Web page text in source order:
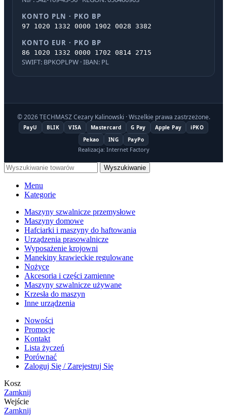
KONTO PLN · PKO BP
97 1020 1332 0000 1902 0028 3382
KONTO EUR · PKO BP
86 1020 1332 0000 1702 0814 2715
SWIFT: BPKOPLPW · IBAN: PL
© 2026 TECHMASZ Cezary Kalinowski · Wszelkie prawa zastrzeżone.
PayU BLIK VISA Mastercard G Pay Apple Pay
iPKO
Pekao
ING PayPo
Realizacja: Internet Factory
Wyszukiwanie
Menu
Kategorie
Maszyny szwalnicze przemysłowe
Maszyny domowe
Hafciarki i maszyny do haftowania
Urządzenia prasowalnicze
Wyposażenie krojowni
Manekiny krawieckie regulowane
Nożyce
Akcesoria i części zamienne
Maszyny szwalnicze używane
Krzesła do maszyn
Inne urządzenia
Nowości
Promocje
Kontakt
Lista życzeń
Porównać
Zaloguj Się / Zarejestruj Się
Kosz
Zamknij
Wejście
Zamknij